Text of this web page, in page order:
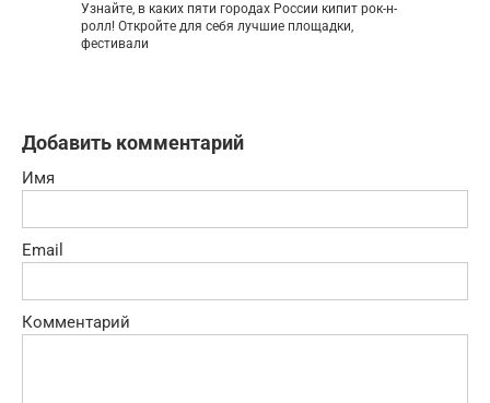
Узнайте, в каких пяти городах России кипит рок-н-
ролл! Откройте для себя лучшие площадки,
фестивали
Добавить комментарий
Имя
Email
Комментарий